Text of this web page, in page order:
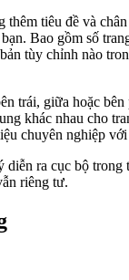
thêm tiêu đề và
Bao gồm số
tùy chỉnh nào
trái, giữa hoặc bên
khác nhau cho
chuyên nghiệp
diễn ra cục bộ trong
riêng tư.